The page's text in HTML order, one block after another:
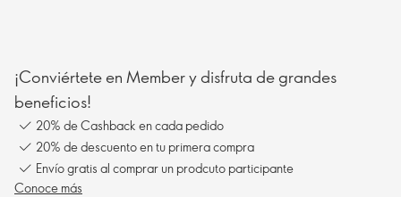
¡Conviértete en Member y disfruta de grandes
beneficios!
20% de Cashback en cada pedido
20% de descuento en tu primera compra
Envío gratis al comprar un prodcuto participante
Conoce más